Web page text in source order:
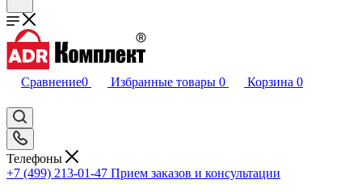
Сравнение0 Избранные товары 0 Корзина 0
Телефоны
+7 (499) 213-01-47 Прием заказов и консультации